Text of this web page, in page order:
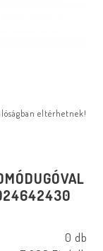
eltérhetnek!
0 db